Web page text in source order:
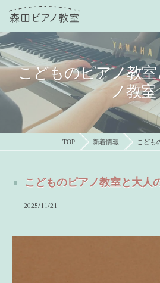
こどものピアノ教
ノ教室
TOP 新着情報 こども
こどものピアノ教室と大人
2025/11/21